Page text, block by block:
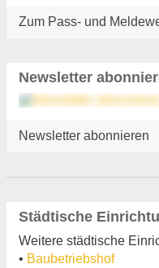
Zum Pass- und
Newsletter
Newsletter abonnieren
Städtische
Weitere städtische
• Baubetriebshof